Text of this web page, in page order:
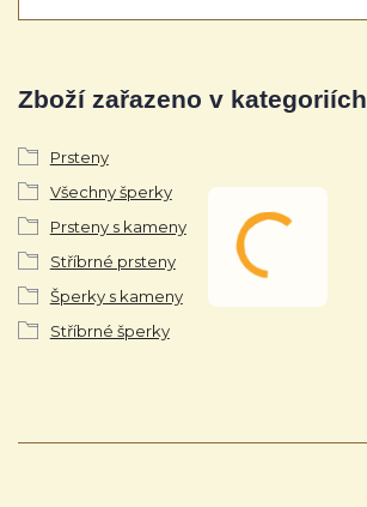
Zboží zařazeno v kategoriích
Prsteny
Všechny šperky
Prsteny s kameny
Stříbrné prsteny
Šperky s kameny
Stříbrné šperky